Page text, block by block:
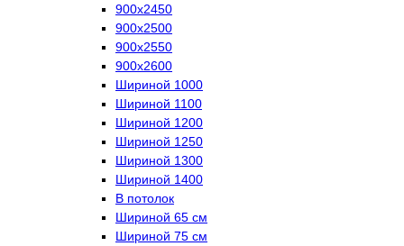
900х2450
900х2500
900х2550
900х2600
Шириной 1000
Шириной 1100
Шириной 1200
Шириной 1250
Шириной 1300
Шириной 1400
В потолок
Шириной 65 см
Шириной 75 см